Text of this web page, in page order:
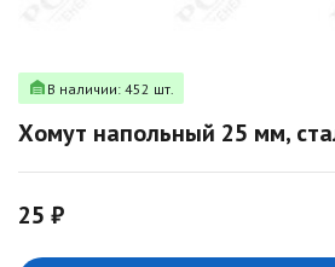
В наличии: 452 шт.
Хомут напольный 25 мм,
25 ₽